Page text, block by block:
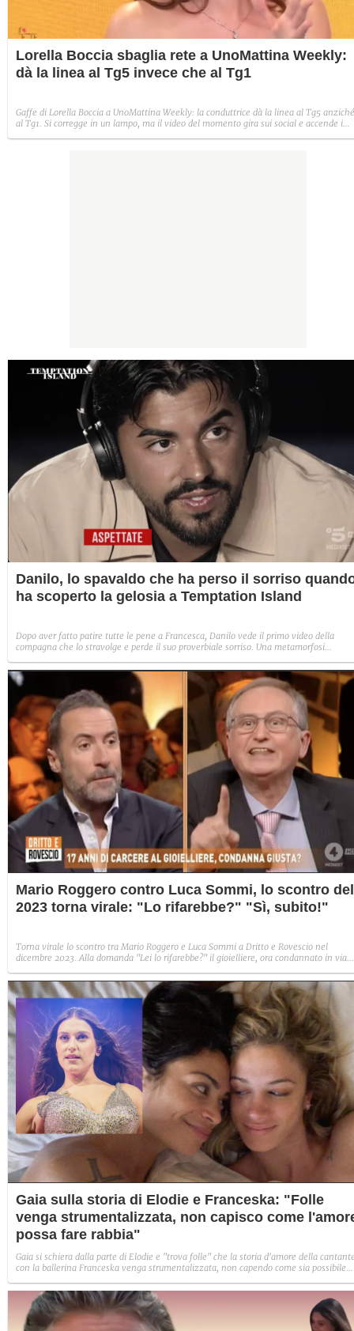
Lorella Boccia sbaglia rete a UnoMattina Weekly:
dà la linea al Tg5 invece che al Tg1
Gaffe di Lorella Boccia a UnoMattina Weekly: la conduttrice dà la linea al Tg5 anziché
al Tg1. Si corregge in un lampo, ma il video del momento gira sui social e accende i
Danilo, lo spavaldo che ha perso il sorriso
ha scoperto la gelosia a Temptation Island
Dopo aver fatto patire tutte le pene a Francesca, Danilo vede il primo video della
compagna che lo stravolge e perde il suo proverbiale sorriso. Una metamorfosi
Mario Roggero contro Luca Sommi, lo scontro del
2023 torna virale: "Lo rifarebbe?" "Sì, subito!"
Torna virale lo scontro tra Mario Roggero e Luca Sommi a Dritto e Rovescio nel
dicembre 2023. Alla domanda "Lei lo rifarebbe?" il gioielliere, ora condannato in via
Gaia sulla storia di Elodie e Franceska: "Folle
venga strumentalizzata, non capisco come
possa fare rabbia"
Gaia si schiera dalla parte di Elodie e "trova folle" che la storia d'amore della
con la ballerina Franceska venga strumentalizzata, non capendo come sia possibile